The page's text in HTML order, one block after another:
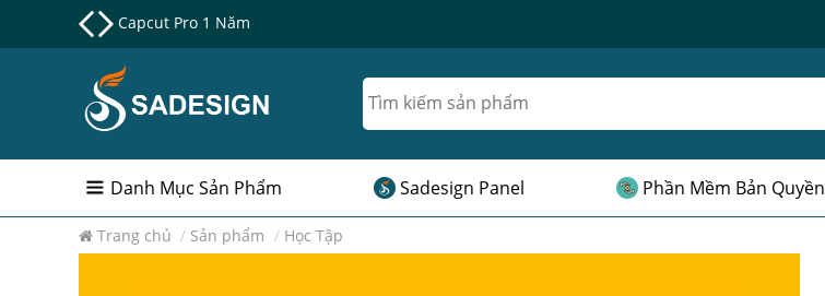
Nâng cấp Google One chính chủ Giá Siêu Rẻ
Danh Mục Sản Phẩm Sadesign Panel Phần Mềm Bản Quyền
Trang chủ / Sản phẩm / Học Tập